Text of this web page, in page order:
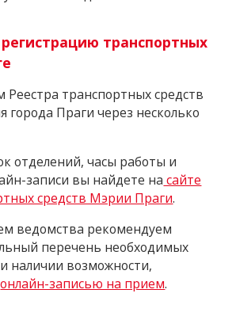
транспортных
транспортных средств
города Праги через несколько
отделений, часы работы и
записи вы найдете на сайте
средств Мэрии Праги.
ведомства рекомендуем
перечень необходимых
наличии возможности,
онлайн-записью на прием.